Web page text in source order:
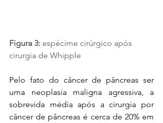
Figura 3: espécime cirúrgico após
cirurgia de Whipple
Pelo fato do câncer de pâncreas ser
uma neoplasia maligna agressiva, a
sobrevida média após a cirurgia por
câncer de pâncreas é cerca de 20% em